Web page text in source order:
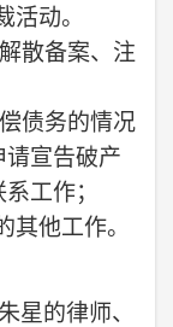
活动。
散备案、注
债务的情况
宣告破产
工作；
其他工作。
星的律师、